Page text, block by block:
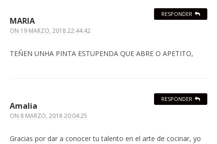
MARIA
ON 19 MARZO, 2018 22:44:42
TEÑEN UNHA PINTA ESTUPENDA QUE ABRE O APETITO,
RESPONDER
Amalia
ON 8 MARZO, 2018 20:04:25
Gracias por dar a conocer tu talento en el arte de cocinar, yo
RESPONDER